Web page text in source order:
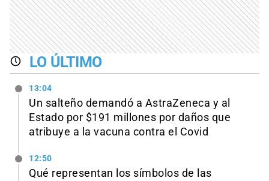
LO ÚLTIMO
13:04
Un salteño demandó a AstraZeneca y al
Estado por $191 millones por daños que
atribuye a la vacuna contra el Covid
12:50
Qué representan los símbolos de las